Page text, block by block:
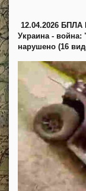
12.04.2026
Украина - война:
нарушено (16